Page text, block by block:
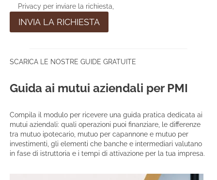
Privacy per inviare la richiesta,
INVIA LA RICHIESTA
SCARICA LE NOSTRE GUIDE GRATUITE
Guida ai mutui aziendali per PMI
Compila il modulo per ricevere una guida pratica dedicata ai
mutui aziendali: quali operazioni puoi finanziare, le differenze
tra mutuo ipotecario, mutuo per capannone e mutuo per
investimenti, gli elementi che banche e intermediari valutano
in fase di istruttoria e i tempi di attivazione per la tua impresa.